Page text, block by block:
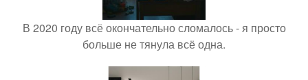
В 2020 году всё окончательно сломалось - я просто
больше не тянула всё одна.